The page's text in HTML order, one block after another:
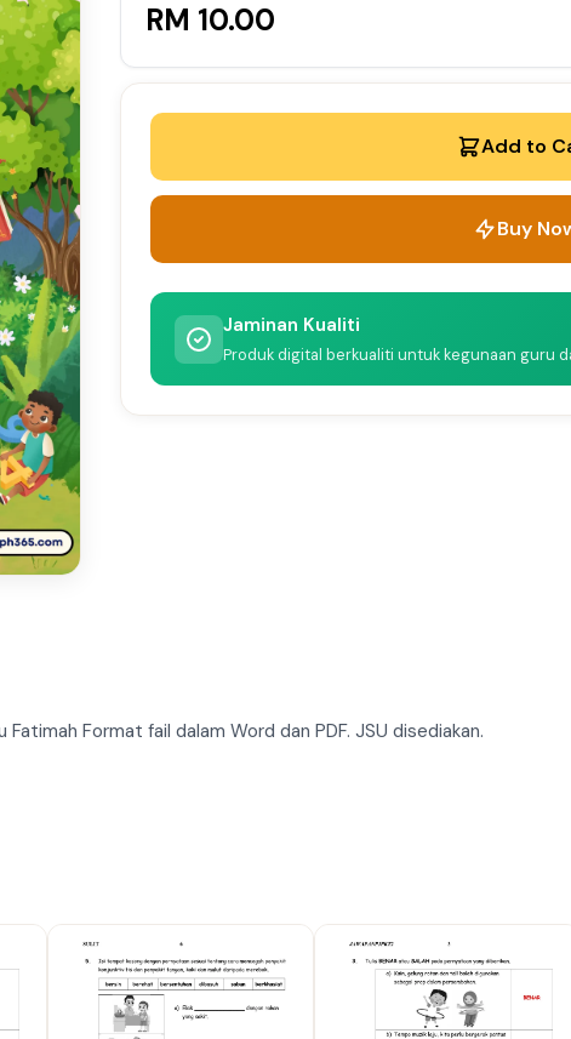
RM 10.00
Add to
Buy
Jaminan Kualiti
Produk digital berkualiti untuk kegunaan guru
Format fail dalam Word dan PDF. JSU disediakan.